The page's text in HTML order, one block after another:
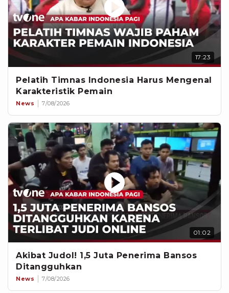
17:23
Pelatih Timnas Indonesia Harus Mengenal
Karakteristik Pemain
News 7/08/2026
01:02
Akibat Judol! 1,5 Juta Penerima Bansos
Ditangguhkan
News 7/08/2026